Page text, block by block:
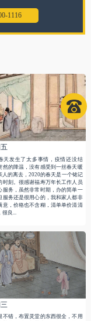
1116
天发生了太多事情，疫情还没结
然的降温，没有感受到一丝春天暖
人的离去，2020的春天是一个铭记
时刻。很感谢福寿万年长工作人员
服务，虽然非常时期，办的简单一
服务还是很用心的，我和家人都非
意，价格也不含糊，清单单价清清
良...
不错，布置灵堂的东西很全，不用